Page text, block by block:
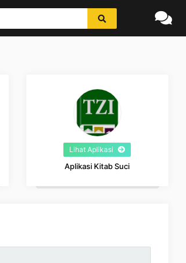
Lihat Aplikasi
Aplikasi Kitab Suci